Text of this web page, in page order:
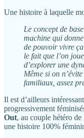
Une histoire à laquelle
Le concept de
machine qui
de pouvoir vivre
le fait que l’on
d’explorer une
Même si on
familiaux, assez
Il est d’ailleurs
progressivement
Out, au couple hétéro de
une histoire 100%